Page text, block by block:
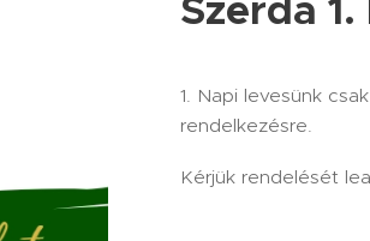
1. Napi levesünk
rendelkezésre.
Kérjük rendelését